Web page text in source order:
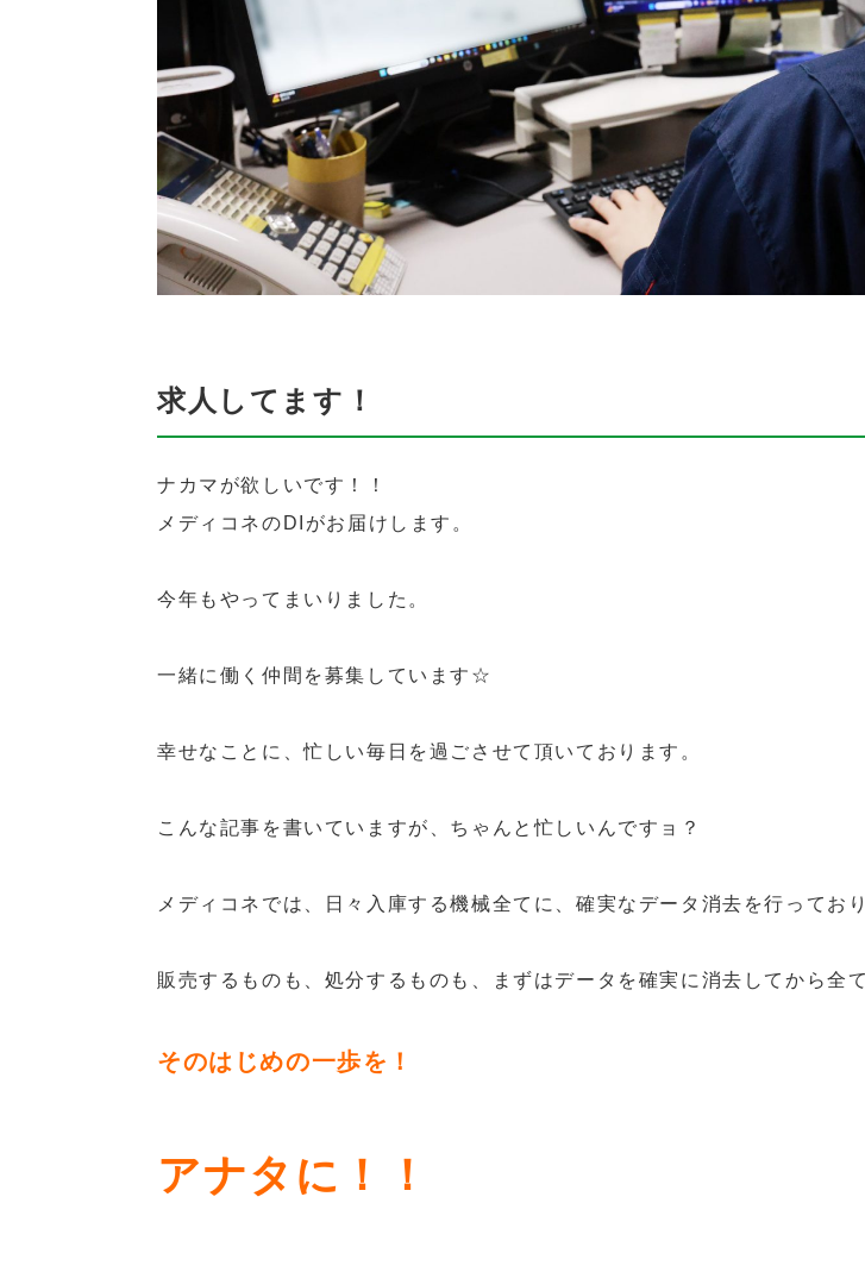
求人してます！
ナカマが欲しいです！！
メディコネのDIがお届けします。
今年もやってまいりました。
一緒に働く仲間を募集しています☆
幸せなことに、忙しい毎日を過ごさせて頂いております。
こんな記事を書いていますが、ちゃんと忙しいんですョ？
メディコネでは、日々入庫する機械全てに、確実なデータ消去を行っており
販売するものも、処分するものも、まずはデータを確実に消去してから全
そのはじめの一歩を！
アナタに！！